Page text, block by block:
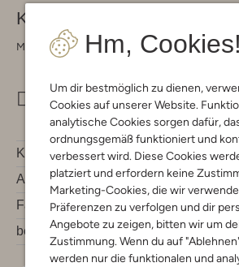
Hm, Cookies!
Um dir bestmöglich zu dienen,
Cookies auf unserer Website.
analytische Cookies sorgen dafür,
ordnungsgemäß funktioniert und
verbessert wird. Diese Cookies
platziert und erfordern keine
Marketing-Cookies, die wir
Präferenzen zu verfolgen und dir
Angebote zu zeigen, bitten wir um
Zustimmung. Wenn du auf
werden nur die funktionalen und
Kontakt
Montag - Freitag 09:00 - 17:00 uur
info@omoda.de
Kundenservice
Account
Fashion News
bei Omoda